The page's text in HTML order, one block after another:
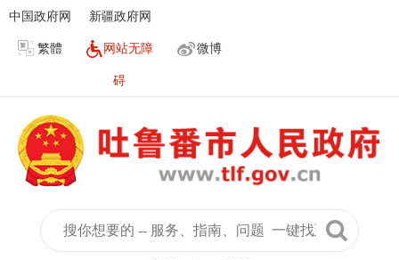
中国政府网 新疆政府网
繁體 网站无障
碍
微博